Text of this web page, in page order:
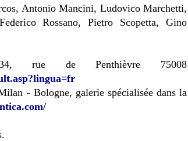
Antonio Mancini, Ludovico Marchetti,
Rossano, Pietro Scopetta, Gino
rue de Penthièvre 75008
- Bologne, galerie spécialisée dans la